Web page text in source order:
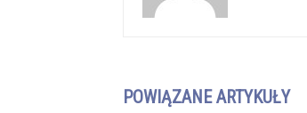
POWIĄZANE ARTYKUŁY